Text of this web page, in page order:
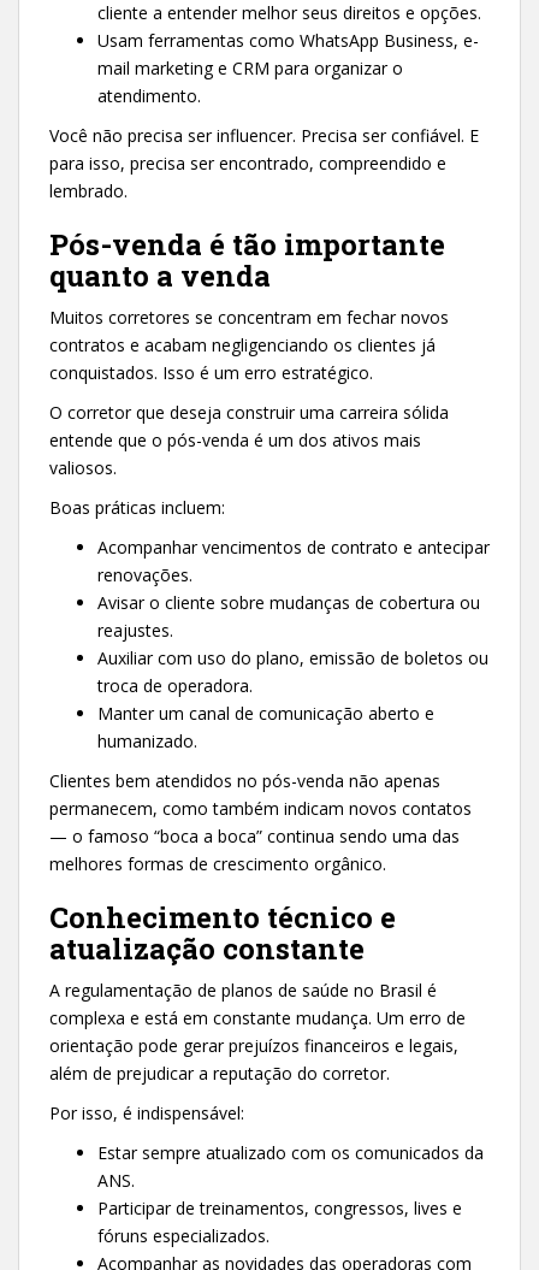
cliente a entender melhor seus direitos e opções.
Usam ferramentas como WhatsApp Business, e-
mail marketing e CRM para organizar o
atendimento.
Você não precisa ser influencer. Precisa ser confiável. E
para isso, precisa ser encontrado, compreendido e
lembrado.
Pós-venda é tão importante
quanto a venda
Muitos corretores se concentram em fechar novos
contratos e acabam negligenciando os clientes já
conquistados. Isso é um erro estratégico.
O corretor que deseja construir uma carreira sólida
entende que o pós-venda é um dos ativos mais
valiosos.
Boas práticas incluem:
Acompanhar vencimentos de contrato e antecipar
renovações.
Avisar o cliente sobre mudanças de cobertura ou
reajustes.
Auxiliar com uso do plano, emissão de boletos ou
troca de operadora.
Manter um canal de comunicação aberto e
humanizado.
Clientes bem atendidos no pós-venda não apenas
permanecem, como também indicam novos contatos
— o famoso “boca a boca” continua sendo uma das
melhores formas de crescimento orgânico.
Conhecimento técnico e
atualização constante
A regulamentação de planos de saúde no Brasil é
complexa e está em constante mudança. Um erro de
orientação pode gerar prejuízos financeiros e legais,
além de prejudicar a reputação do corretor.
Por isso, é indispensável:
Estar sempre atualizado com os comunicados da
ANS.
Participar de treinamentos, congressos, lives e
fóruns especializados.
Acompanhar as novidades das operadoras com